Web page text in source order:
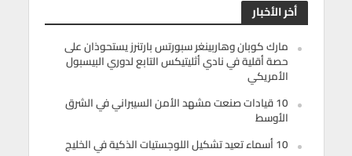
أخر الأخبار
مارك كوبان وهاربينغر سبورتس بارتنرز يستحوذان على
حصة أقلية في نادي أثليتيكس التابع لدوري البيسبول
الأمريكي
10 قيادات صنعت مشهد الأمن السيبراني في الشرق
الأوسط
10 أسماء تعيد تشكيل اللوجستيات الذكية في الخليج